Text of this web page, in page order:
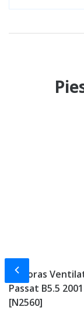
Motoras
Passat B5.5
[N2560]
Slide-ul anterior